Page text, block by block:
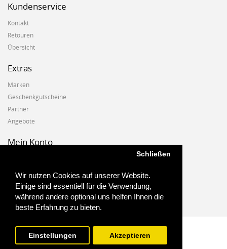
Wir nutzen Cookies auf unserer Website.
Einige sind essentiell für die Verwendung,
während andere optional uns helfen Ihnen die
beste Erfahrung zu bieten.
Schließen
Einstellungen Akzeptieren
Kundenservice
Kontakt
Retouren
Übersicht
Extras
Marken
Geschenkgutscheine
Partner
Angebote
Mein Konto
Auftragshistorie
Wunschzettel
Newsletter
Biostoffe.at - 2025